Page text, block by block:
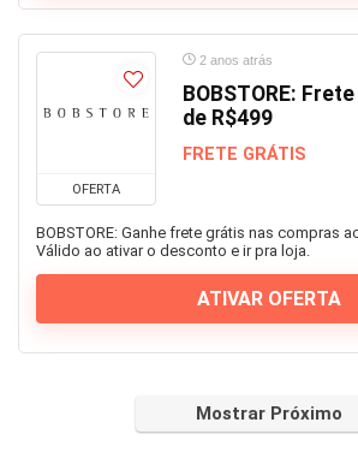
OFERTA
2 anos atrás
BOBSTORE:
de R$499
FRETE GRÁTIS
BOBSTORE: Ganhe frete grátis nas compras
Válido ao ativar o desconto e ir pra loja.
ATIVAR OFERTA
Mostrar Próximo